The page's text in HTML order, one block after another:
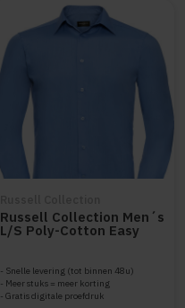
Russell Collection Men´s
L/S Poly-Cotton Easy
Care Tailored Poplin
Snelle levering (tot binnen 48u)
Meer stuks = meer korting
Gratis digitale proefdruk